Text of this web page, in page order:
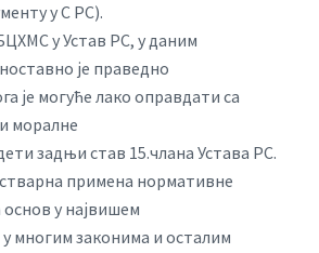
у С РС).
у Устав РС, у даним
је праведно
је могуће лако оправдати са
моралне
задњи став 15.члана Устава РС.
стварна примена нормативне
у највишем
многим законима и осталим